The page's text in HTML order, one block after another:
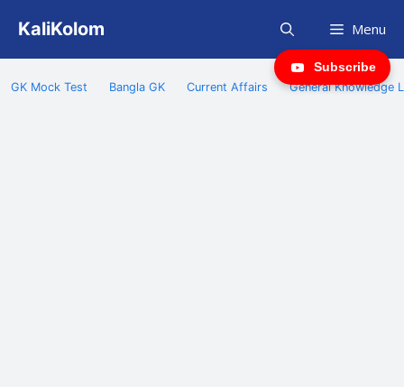
content
KaliKolom Menu
GK Mock Test Bangla GK Current Affairs General Knowledge
Subscribe